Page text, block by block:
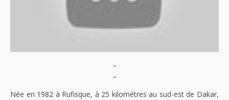
"
"
Née en 1982 à Rufisque, à 25 kilomètres au sud-est de Dakar,